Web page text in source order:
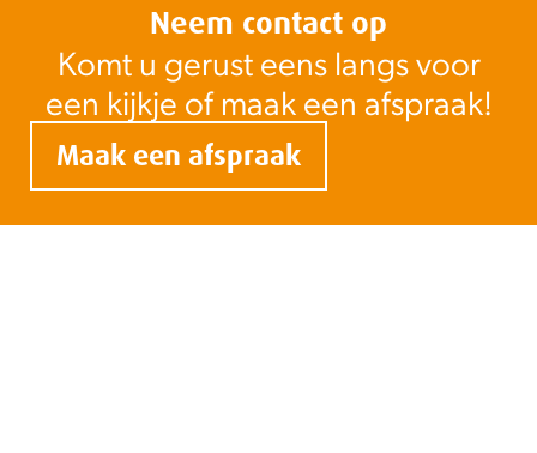
Neem contact op
Komt u gerust eens langs voor
een kijkje of maak een afspraak!
Maak een afspraak